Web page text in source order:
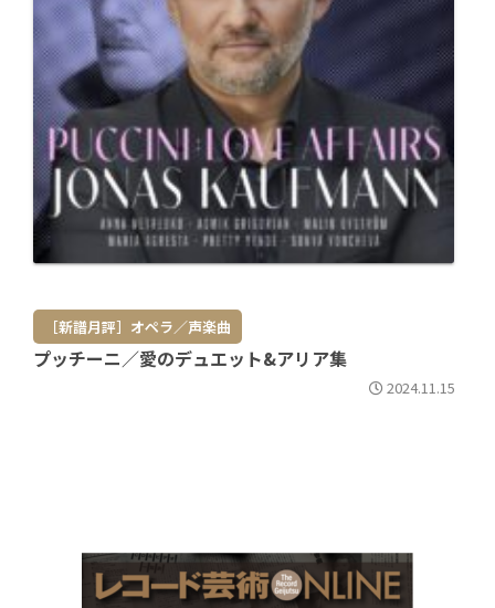
［新譜月評］オペラ／声楽曲
プッチーニ／愛のデュエット&アリア集
2024.11.15